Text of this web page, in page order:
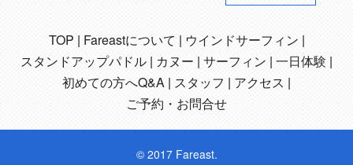
TOP Fareastについて
ウインドサーフィン
スタンドアップパドル
カヌー サーフィン 一日体験
初めての方へQ&A
スタッフ
アクセス
ご予約・お問合せ
© 2017 Fareast.